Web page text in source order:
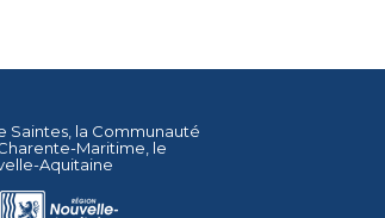
Saintes , la Communauté
Maritime , le
Aquitaine